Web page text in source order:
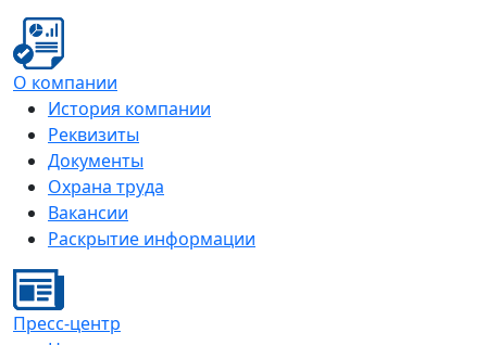
О компании
История компании
Реквизиты
Документы
Охрана труда
Вакансии
Раскрытие информации
Пресс-центр